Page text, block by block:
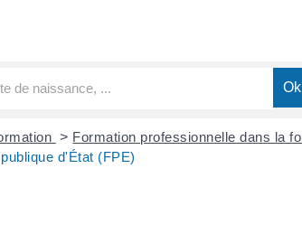
> Formation professionnelle dans la
d'État (FPE)